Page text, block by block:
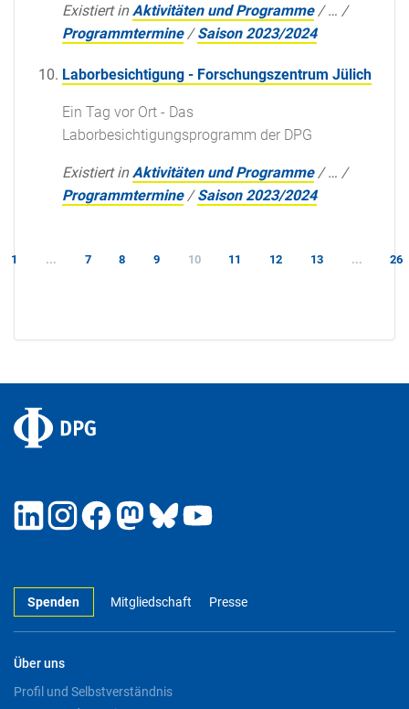
Existiert in Aktivitäten und Programme /… /
Programmtermine /Saison 2023/2024
Laborbesichtigung - Forschungszentrum Jülich
Ein Tag vor Ort - Das
Laborbesichtigungsprogramm der DPG
Existiert in Aktivitäten und Programme /… /
Programmtermine /Saison 2023/2024
1 ... 7 8 9 10 11 12 13 ... 26
Spenden Mitgliedschaft Presse
Über uns
Profil und Selbstverständnis